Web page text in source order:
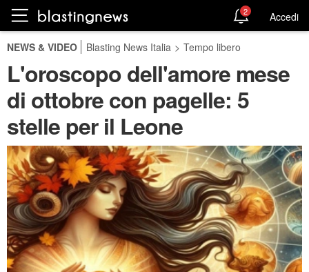
2 Accedi
NEWS & VIDEO Blasting News Italia > Tempo libero
L'oroscopo dell'amore mese
di ottobre con pagelle: 5
stelle per il Leone